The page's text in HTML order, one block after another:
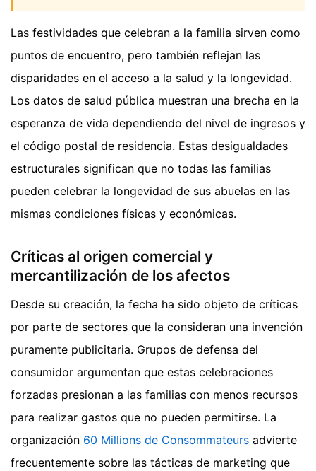
Las festividades que celebran a la familia sirven como
puntos de encuentro, pero también reflejan las
disparidades en el acceso a la salud y la longevidad.
Los datos de salud pública muestran una brecha en la
esperanza de vida dependiendo del nivel de ingresos y
el código postal de residencia. Estas desigualdades
estructurales significan que no todas las familias
pueden celebrar la longevidad de sus abuelas en las
mismas condiciones físicas y económicas.
Críticas al origen comercial y
mercantilización de los afectos
Desde su creación, la fecha ha sido objeto de críticas
por parte de sectores que la consideran una invención
puramente publicitaria. Grupos de defensa del
consumidor argumentan que estas celebraciones
forzadas presionan a las familias con menos recursos
para realizar gastos que no pueden permitirse. La
organización 60 Millions de Consommateurs advierte
frecuentemente sobre las tácticas de marketing que